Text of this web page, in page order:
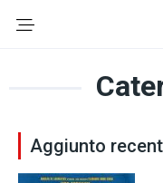
Aggiunto